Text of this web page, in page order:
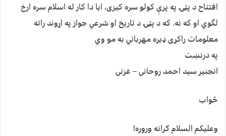
افتتاح د پټۍ په پرې کولو سره کيزی، ايا دا کار له اسلام سره ارخ
لگوي او که نه. که د پټۍ د تاريخ او شرعي جواز په اړوند راته
معلومات راکړى ډيره مهرباني به مو وي
په درنښت
انجنير سيد احمد روحانی – غزنی
ځواب
وعليکم السلام ګرانه وروره!